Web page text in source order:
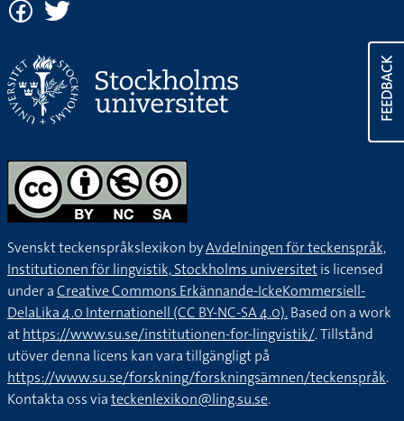
FEEDBACK
Svenskt teckenspråkslexikon byAvdelningen för teckenspråk,
Institutionen för lingvistik, Stockholms universitetis licensed
under aCreative Commons Erkännande-IckeKommersiell-
DelaLika 4.0 Internationell (CC BY-NC-SA 4.0).Based on a work
athttps://www.su.se/institutionen-for-lingvistik/. Tillstånd
utöver denna licens kan vara tillgängligt på
https://www.su.se/forskning/forskningsämnen/teckenspråk.
Kontakta oss viateckenlexikon@ling.su.se.